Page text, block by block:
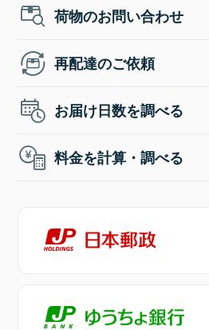
荷物のお問い合わせ
再配達のご依頼
お届け日数を調べる
料金を計算・調べる